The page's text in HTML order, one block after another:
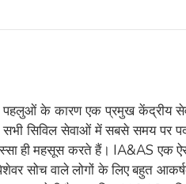
के कारण एक प्रमुख केंद्रीय
सिविल सेवाओं में सबसे समय पर
ही महसूस करते हैं। IA&AS एक
पेशेवर सोच वाले लोगों के लिए